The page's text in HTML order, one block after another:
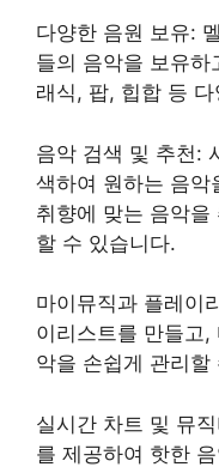
다양한 음원 보유:
들의 음악을 보유
래식, 팝, 힙합 등
음악 검색 및 추천:
색하여 원하는 음악
취향에 맞는 음악을
할 수 있습니다.
마이뮤직과 플레이
이리스트를 만들고
악을 손쉽게 관리할
실시간 차트 및 뮤
를 제공하여 핫한